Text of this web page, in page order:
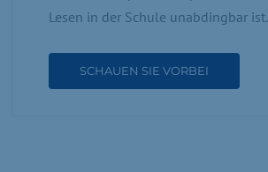
Lesen in der Schule unabdingbar ist.
SCHAUEN SIE VORBEI